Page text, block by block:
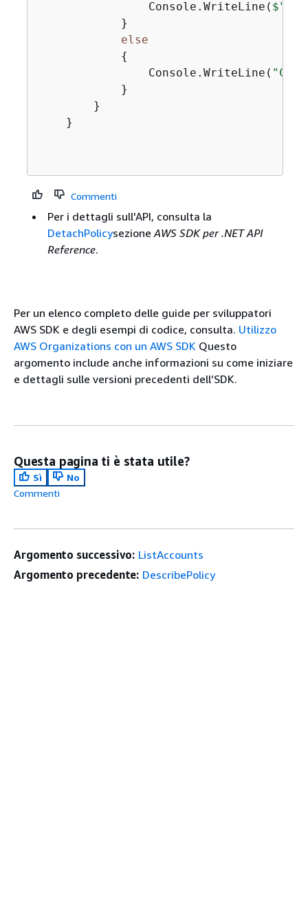
                Console.WriteLine(
            }
else
{
                Console.WriteLine(
            }
        }
    }
Commenti
Per i dettagli sull'API, consulta la
DetachPolicysezioneAWS SDK per .NET API
Reference.
Per un elenco completo delle guide per sviluppatori
AWS SDK e degli esempi di codice, consulta. Utilizzo
AWS Organizations con un AWS SDK Questo
argomento include anche informazioni su come iniziare
e dettagli sulle versioni precedenti dell’SDK.
Questa pagina ti è stata utile?
Sì
No
Commenti
Argomento successivo: ListAccounts
Argomento precedente: DescribePolicy